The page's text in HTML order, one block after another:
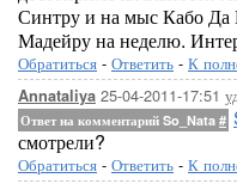
Синтру и на мыс Кабо Да
Мадейру на неделю.
Обратиться - Ответить - К
Annataliya 25-04-2011-17:51
Ответ на комментарий So_Nata #
смотрели?
Обратиться - Ответить - К